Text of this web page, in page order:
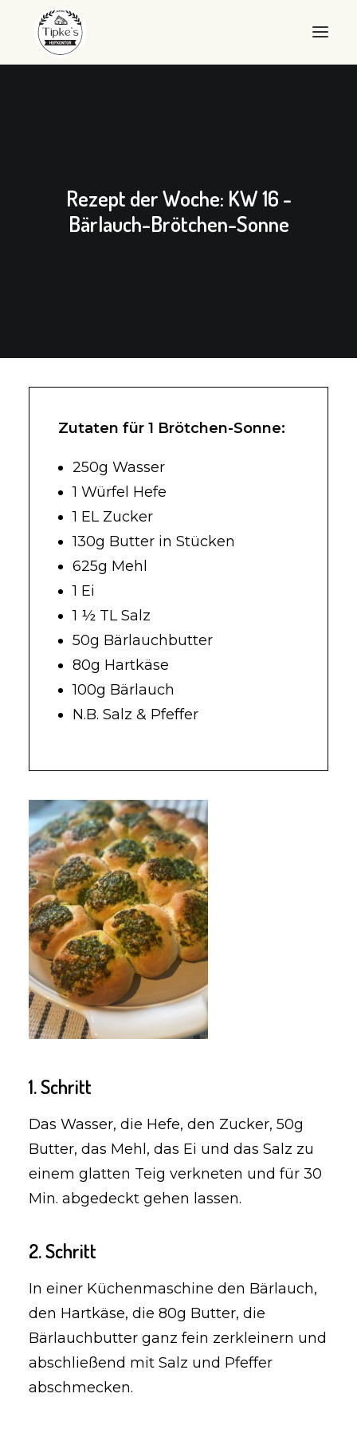
LANDEISRezept der Woche: KW 16 -
Bärlauch-Brötchen-Sonne
Zutaten für 1 Brötchen-Sonne:
250g Wasser
1 Würfel Hefe
1 EL Zucker
130g Butter in Stücken
625g Mehl
1 Ei
1 ½ TL Salz
50g Bärlauchbutter
80g Hartkäse
100g Bärlauch
N.B. Salz & Pfeffer
1. Schritt
Das Wasser, die Hefe, den Zucker, 50g
Butter, das Mehl, das Ei und das Salz zu
einem glatten Teig verkneten und für 30
Min. abgedeckt gehen lassen.
2. Schritt
In einer Küchenmaschine den Bärlauch,
den Hartkäse, die 80g Butter, die
Bärlauchbutter ganz fein zerkleinern und
abschließend mit Salz und Pfeffer
abschmecken.